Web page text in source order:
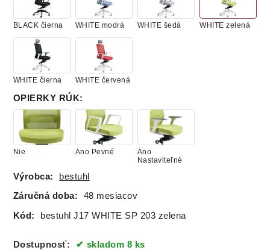
BLACK čierna WHITE modrá WHITE šedá WHITE zelená
WHITE čierna WHITE červená
OPIERKY RÚK:
Nie Áno Pevné
Áno
Nastaviteľné
Výrobca: bestuhl
Záručná doba: 48 mesiacov
Kód: bestuhl J17 WHITE SP 203 zelena
Dostupnosť: skladom 8 ks